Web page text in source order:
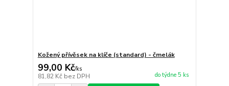
Kožený přívěsek na klíče (standard) - čmelák
99,00 Kč/ks
81,82 Kč bez DPH do týdne 5 ks